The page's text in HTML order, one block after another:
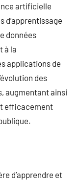
artificielle
d’apprentissage
données
à la
applications de
des
augmentant ainsi
efficacement
d’apprendre et